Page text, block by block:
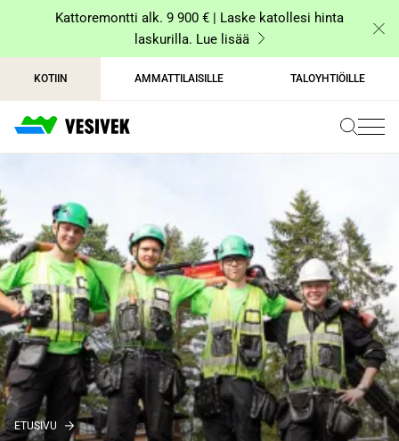
sisältöönKattoremontti alk. 9 900 € | Laske katollesi hinta
laskurilla. Lue lisää
KOTIIN AMMATTILAISILLE TALOYHTIÖILLE
ETUSIVU